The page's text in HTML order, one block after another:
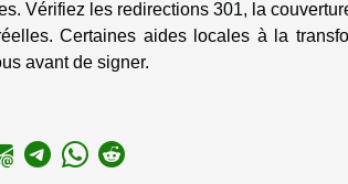
Vérifiez les redirections 301, la
Certaines aides locales à la
avant de signer.